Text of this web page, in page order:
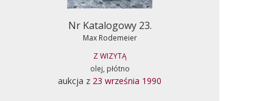
Nr Katalogowy 23.
Max Rodemeier
Z WIZYTĄ
olej, płótno
aukcja z 23 września 1990